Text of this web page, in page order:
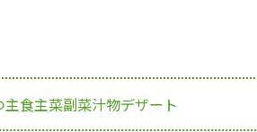
主食主菜副菜汁物デザート